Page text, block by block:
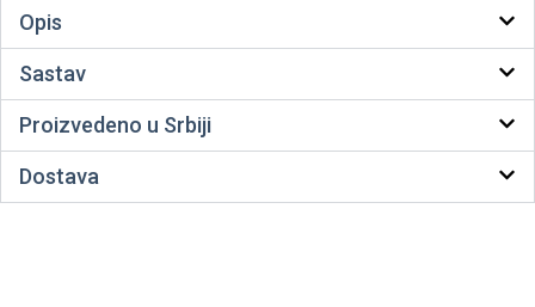
Opis
Sastav
Proizvedeno u Srbiji
Dostava